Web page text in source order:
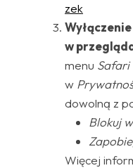
zek
w
menu Safari
w
dowolną z
Blokuj
Więcej